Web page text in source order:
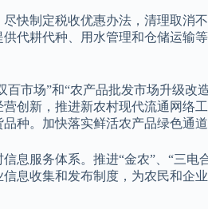
快制定税收优惠办法，清理取消
代耕代种、用水管理和仓储运输
市场”和“农产品批发市场升级改
创新，推进新农村现代流通网络
种。加快落实鲜活农产品绿色通
息服务体系。推进“金农”、“三
息收集和发布制度，为农民和企